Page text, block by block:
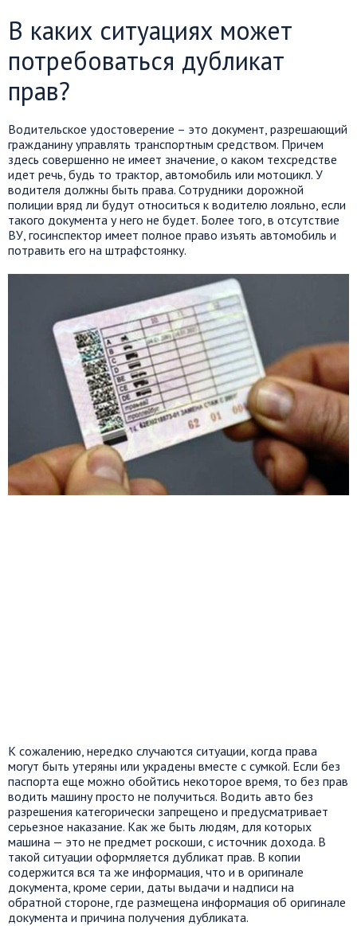
В каких ситуациях может
потребоваться дубликат
прав?
Водительское удостоверение – это документ, разрешающий
гражданину управлять транспортным средством. Причем
здесь совершенно не имеет значение, о каком техсредстве
идет речь, будь то трактор, автомобиль или мотоцикл. У
водителя должны быть права. Сотрудники дорожной
полиции вряд ли будут относиться к водителю лояльно, если
такого документа у него не будет. Более того, в отсутствие
ВУ, госинспектор имеет полное право изъять автомобиль и
потравить его на штрафстоянку.
К сожалению, нередко случаются ситуации, когда права
могут быть утеряны или украдены вместе с сумкой. Если без
паспорта еще можно обойтись некоторое время, то без прав
водить машину просто не получиться. Водить авто без
разрешения категорически запрещено и предусматривает
серьезное наказание. Как же быть людям, для которых
машина — это не предмет роскоши, с источник дохода. В
такой ситуации оформляется дубликат прав. В копии
содержится вся та же информация, что и в оригинале
документа, кроме серии, даты выдачи и надписи на
обратной стороне, где размещена информация об оригинале
документа и причина получения дубликата.